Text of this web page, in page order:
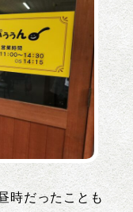
時だったことも